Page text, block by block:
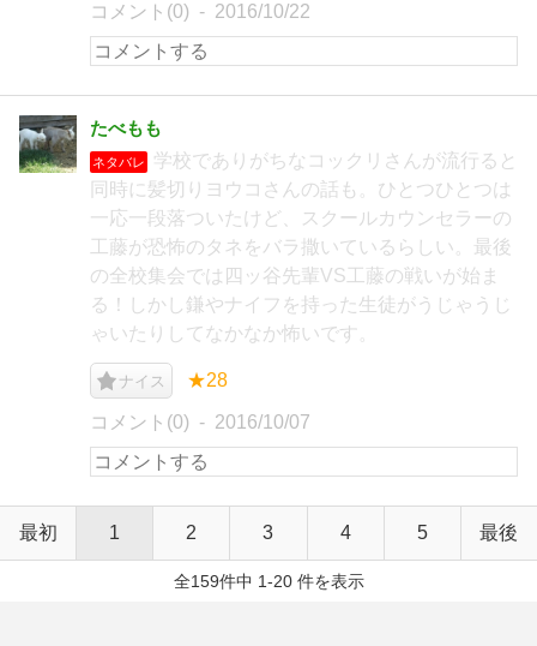
コメント(0) 2016/10/22
たべもも
ネタバレ
学校でありがちなコックリさんが流行ると
同時に髪切りヨウコさんの話も。ひとつひとつは
一応一段落ついたけど、スクールカウンセラーの
工藤が恐怖のタネをバラ撒いているらしい。最後
の全校集会では四ッ谷先輩VS工藤の戦いが始ま
る！しかし鎌やナイフを持った生徒がうじゃうじ
ゃいたりしてなかなか怖いです。
ナイス ★28
コメント(0) 2016/10/07
最初 1 2 3 4 5 最後
全159件中 1-20 件を表示